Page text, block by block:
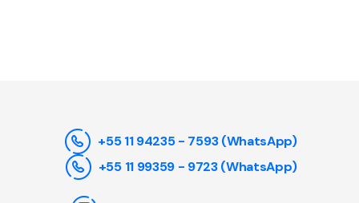
+55 11 94235 - 7593 (WhatsApp)
+55 11 99359 - 9723 (WhatsApp)